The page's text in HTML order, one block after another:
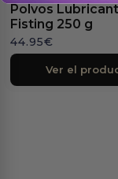
Polvos
Fisting 250 g
44.95€
Ver el